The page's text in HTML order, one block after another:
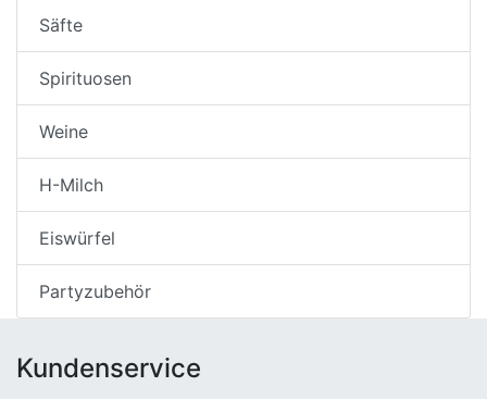
Säfte
Spirituosen
Weine
H-Milch
Eiswürfel
Partyzubehör
Kundenservice